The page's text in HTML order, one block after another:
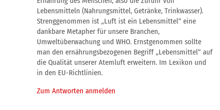
Lebensmitteln (Nahrungsmittel, Getränke, Trinkwasser).
Strenggenommen ist „Luft ist ein Lebensmittel“ eine
dankbare Metapher für unsere Branchen,
Umweltüberwachung und WHO. Ernstgenommen sollte
man den ernährungsbezogenen Begriff „Lebensmittel“ auf
die Qualität unserer Atemluft erweitern. Im Lexikon und
in den EU-Richtlinien.
Zum Antworten anmelden